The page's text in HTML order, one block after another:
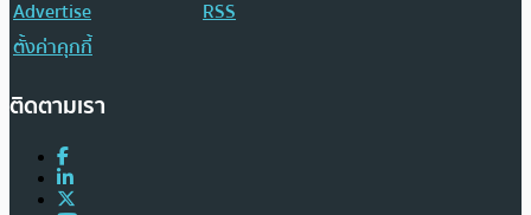
Advertise
RSS
ตั้งค่าคุกกี้
ติดตามเรา